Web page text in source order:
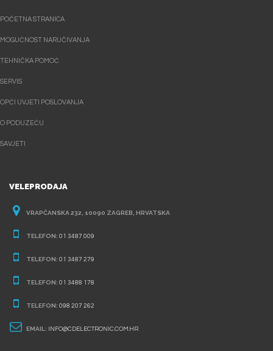
POČETNA STRANICA
MOGUĆNOST NARUČIVANJA
TEHNIČKA POMOĆ
SERVIS
OPĆI UVJETI POSLOVANJA
O PODUZEĆU
SAVJETI
VELEPRODAJA
VRAPĆANSKA 232, 10090 ZAGREB, HRVATSKA
TELEFON: 01 3487 009
TELEFON: 01 3487 279
TELEFON: 01 3488 178
TELEFON: 098 207 262
EMAIL: INFO@CDELECTRONIC.COM.HR